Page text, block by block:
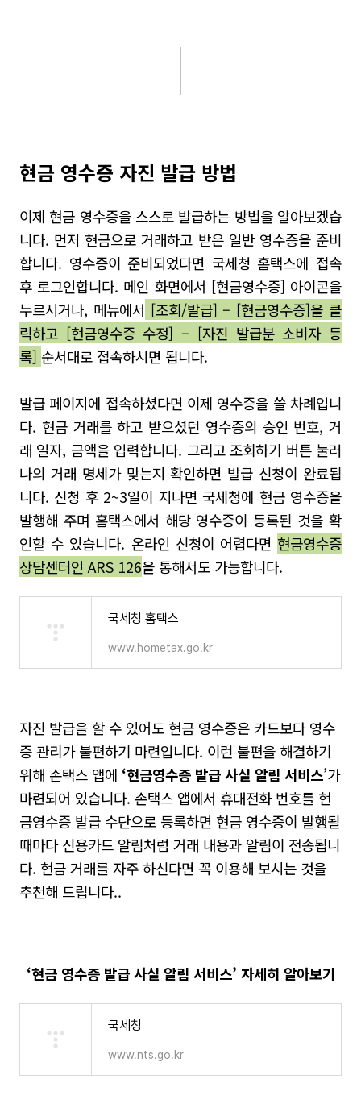
현금 영수증 자진 발급 방법
이제 현금 영수증을 스스로 발급하는 방법을 알아보겠습
니다. 먼저 현금으로 거래하고 받은 일반 영수증을 준비
합니다. 영수증이 준비되었다면 국세청 홈택스에 접속
후 로그인합니다. 메인 화면에서 [현금영수증] 아이콘을
누르시거나, 메뉴에서 [조회/발급] – [현금영수증]을 클
릭하고 [현금영수증 수정] – [자진 발급분 소비자 등
록] 순서대로 접속하시면 됩니다.
발급 페이지에 접속하셨다면 이제 영수증을 쓸 차례입니
다. 현금 거래를 하고 받으셨던 영수증의 승인 번호, 거
래 일자, 금액을 입력합니다. 그리고 조회하기 버튼 눌러
나의 거래 명세가 맞는지 확인하면 발급 신청이 완료됩
니다. 신청 후 2~3일이 지나면 국세청에 현금 영수증을
발행해 주며 홈택스에서 해당 영수증이 등록된 것을 확
인할 수 있습니다. 온라인 신청이 어렵다면 현금영수증
상담센터인 ARS 126을 통해서도 가능합니다.
국세청 홈택스
www.hometax.go.kr
자진 발급을 할 수 있어도 현금 영수증은 카드보다 영수
증 관리가 불편하기 마련입니다. 이런 불편을 해결하기
위해 손택스 앱에 ‘현금영수증 발급 사실 알림 서비스’가
마련되어 있습니다. 손택스 앱에서 휴대전화 번호를 현
금영수증 발급 수단으로 등록하면 현금 영수증이 발행될
때마다 신용카드 알림처럼 거래 내용과 알림이 전송됩니
다. 현금 거래를 자주 하신다면 꼭 이용해 보시는 것을
추천해 드립니다..
‘현금 영수증 발급 사실 알림 서비스’ 자세히 알아보기
국세청
www.nts.go.kr